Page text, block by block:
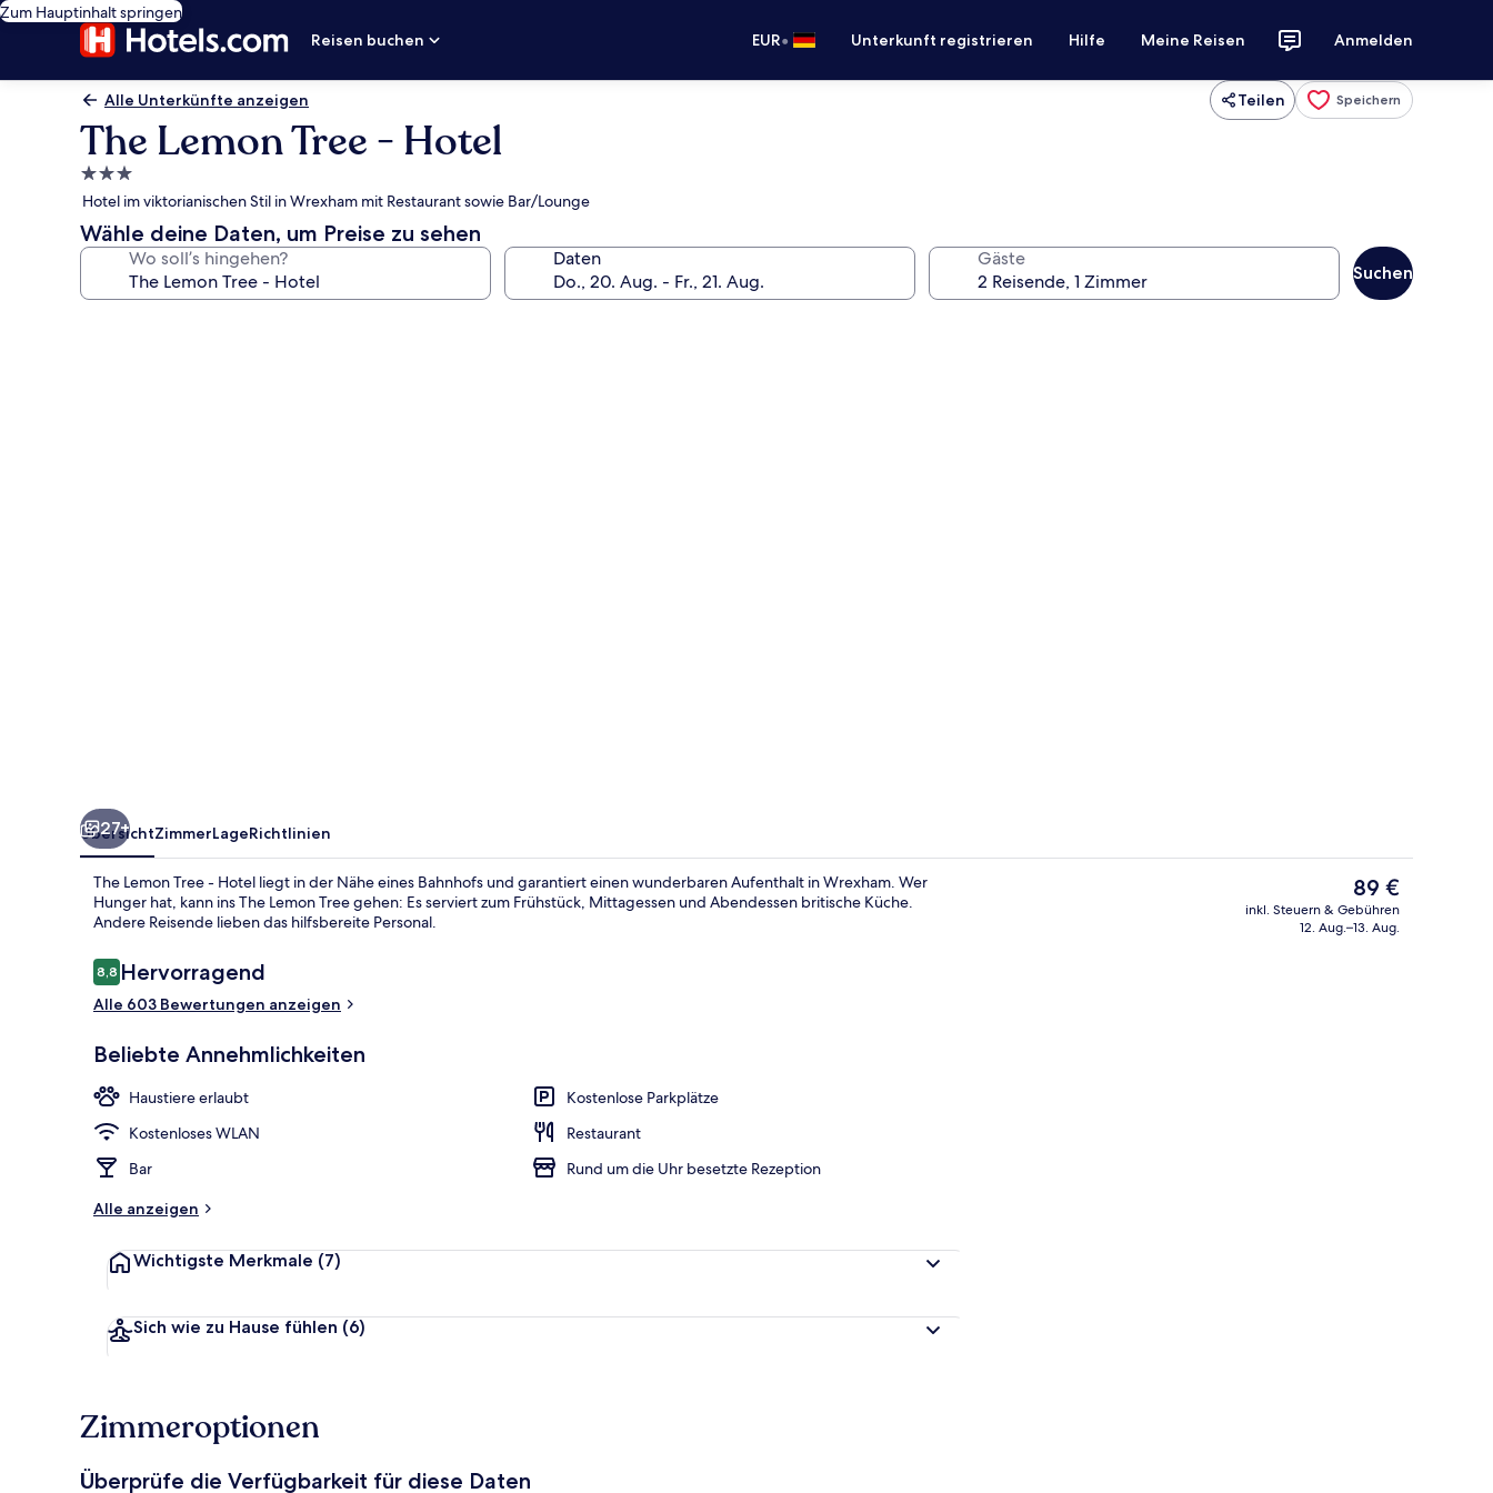
Zum Hauptinhalt springen
Reisen buchen
EUR• Unterkunft registrieren Hilfe Meine Reisen Anmelden
Alle Unterkünfte anzeigen Teilen Speichern
The Lemon Tree - Hotel
3.0-
Sterne-
Unterkunft
Hotel im viktorianischen Stil in Wrexham mit Restaurant sowie Bar/Lounge
Wähle deine Daten, um Preise zu sehen
Wo soll’s hingehen? Daten Gäste
Suchen
27+
ÜbersichtZimmerLageRichtlinien
The Lemon Tree - Hotel liegt in der Nähe eines Bahnhofs und garantiert einen wunderbaren Aufenthalt in Wrexham. Wer
Hunger hat, kann ins The Lemon Tree gehen: Es serviert zum Frühstück, Mittagessen und Abendessen britische Küche.
Andere Reisende lieben das hilfsbereite Personal.
Bewertungen
8,88,8 von 10.
Hervorragend
Alle 603 Bewertungen anzeigen
Beliebte Annehmlichkeiten
Haustiere erlaubt
Kostenlose Parkplätze
Kostenloses WLAN
Restaurant
Bar
Rund um die Uhr besetzte Rezeption
Alle anzeigen
Wichtigste Merkmale (7)
Sich wie zu Hause fühlen (6)
Der
aktuelle
Preis
89 €
inkl. Steuern & Gebühren
12. Aug.–13. Aug.
Zimmeroptionen
Überprüfe die Verfügbarkeit für diese Daten